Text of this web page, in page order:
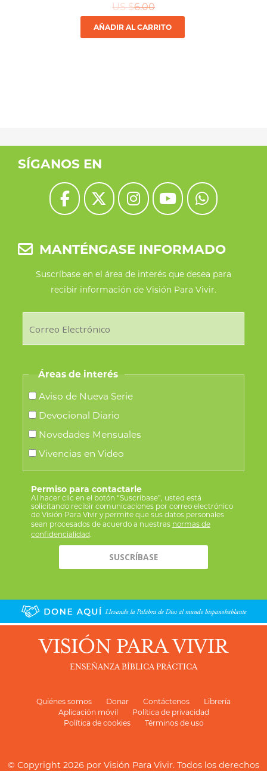
US $6.00
AÑADIR AL CARRITO
SÍGANOS EN
MANTÉNGASE INFORMADO
Suscríbase en el área de interés que desea para
recibir información de Visión Para Vivir.
Áreas de interés
Aviso de Nueva Serie
Devocional Diario
Novedades Mensuales
Vivencias en Video
Permiso para contactarle
Al hacer clic en el botón “Suscríbase”, usted está
solicitando recibir comunicaciones por correo electrónico
de Visión Para Vivir y permite que sus datos personales
sean procesados de acuerdo a nuestras normas de
confidencialidad.
VISIÓN PARA VIVIR
ENSEÑANZA BÍBLICA PRÁCTICA
Quiénes somos Donar Contáctenos
Librería
Aplicación móvil
Política de privacidad
Política de cookies
Términos de uso
© Copyright 2026 por Visión Para Vivir. Todos los derechos